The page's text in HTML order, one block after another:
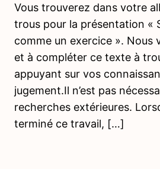
NOURRITURE
4 leçons, 3 quiz
PSYCHOPEDAGOGIE 4
PERIODES SENSIBLES
4 leçons, 2 quiz
VIE PRATIQUE –
DE LA PERSONNE
Vous trouverez dans votre
trous pour la présentation «
comme un exercice ». Nous
et à compléter ce texte à
appuyant sur vos
jugement.Il n’est pas
recherches extérieures.
terminé ce travail, […]